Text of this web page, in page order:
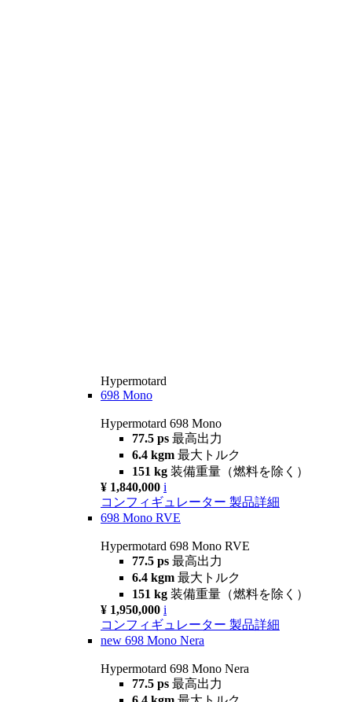
Hypermotard
698 Mono
Hypermotard 698 Mono
77.5 ps 最高出力
6.4 kgm 最大トルク
151 kg 装備重量（燃料を除く）
¥ 1,840,000 i
コンフィギュレーター 製品詳細
698 Mono RVE
Hypermotard 698 Mono RVE
77.5 ps 最高出力
6.4 kgm 最大トルク
151 kg 装備重量（燃料を除く）
¥ 1,950,000 i
コンフィギュレーター 製品詳細
new 698 Mono Nera
Hypermotard 698 Mono Nera
77.5 ps 最高出力